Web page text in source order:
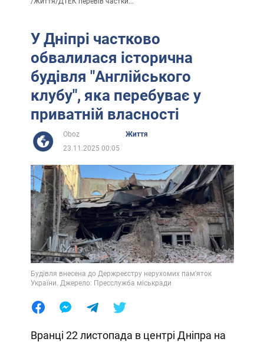
У Дніпрі частково
обвалилася історична
будівля "Англійського
клубу", яка перебуває у
приватній власності
Oboz
Життя
23.11.2025 00:05
Будівля внесена до Держреєстру нерухомих пам'яток
України. Джерело: Пресслужба міськради
Вранці 22 листопада в центрі Дніпра на